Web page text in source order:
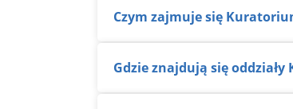
Czym zajmuje się
Gdzie znajdują się